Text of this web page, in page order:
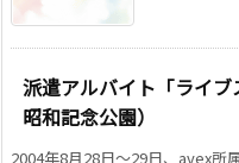
派遣アルバイト「ライ
昭和記念公園）
2004年8月28日～29日、avex所